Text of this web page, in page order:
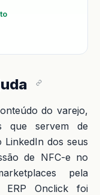
do varejo,
que servem de
dos seus
de NFC-e no
pela
ERP Onclick foi